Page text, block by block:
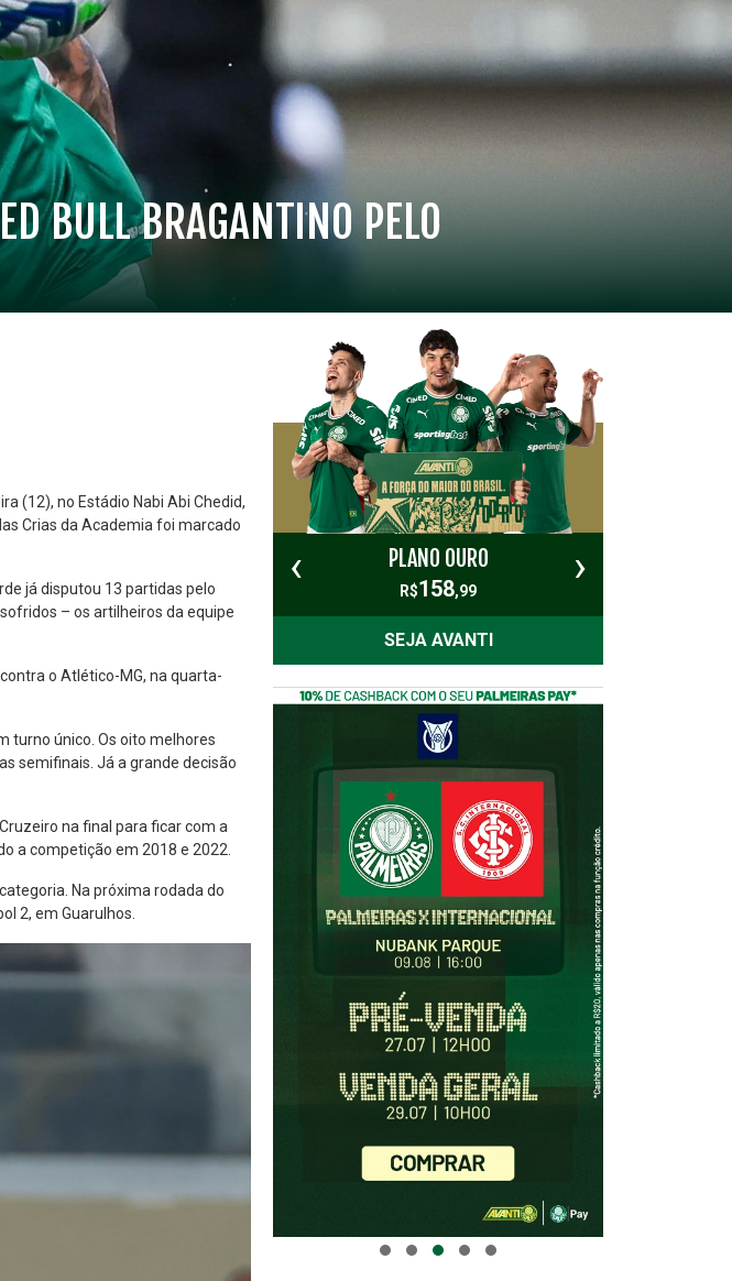
BULL BRAGANTINO PELO
(12), no Estádio Nabi Abi Chedid,
Crias da Academia foi marcado
já disputou 13 partidas pelo
– os artilheiros da equipe
o Atlético-MG, na quarta-
turno único. Os oito melhores
semifinais. Já a grande decisão
na final para ficar com a
a competição em 2018 e 2022.
Na próxima rodada do
2, em Guarulhos.
R$85,52
PLANO OURO
R$158,99
‹ ›
SEJA AVANTI